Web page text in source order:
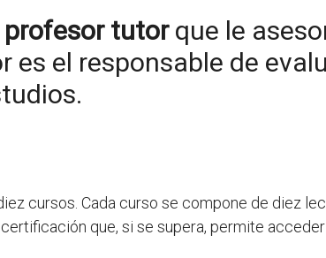
tutorque le
es el responsable de
cursos. Cada curso se compone de diez
que, si se supera, permite